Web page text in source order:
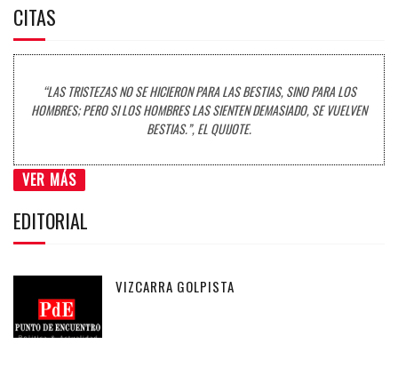
CITAS
“LAS TRISTEZAS NO SE HICIERON PARA LAS BESTIAS, SINO PARA LOS
HOMBRES; PERO SI LOS HOMBRES LAS SIENTEN DEMASIADO, SE VUELVEN
BESTIAS.”, EL QUIJOTE.
VER MÁS
EDITORIAL
VIZCARRA GOLPISTA